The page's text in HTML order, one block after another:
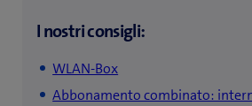
I nostri consigli:
WLAN-Box
Abbonamento combinato: